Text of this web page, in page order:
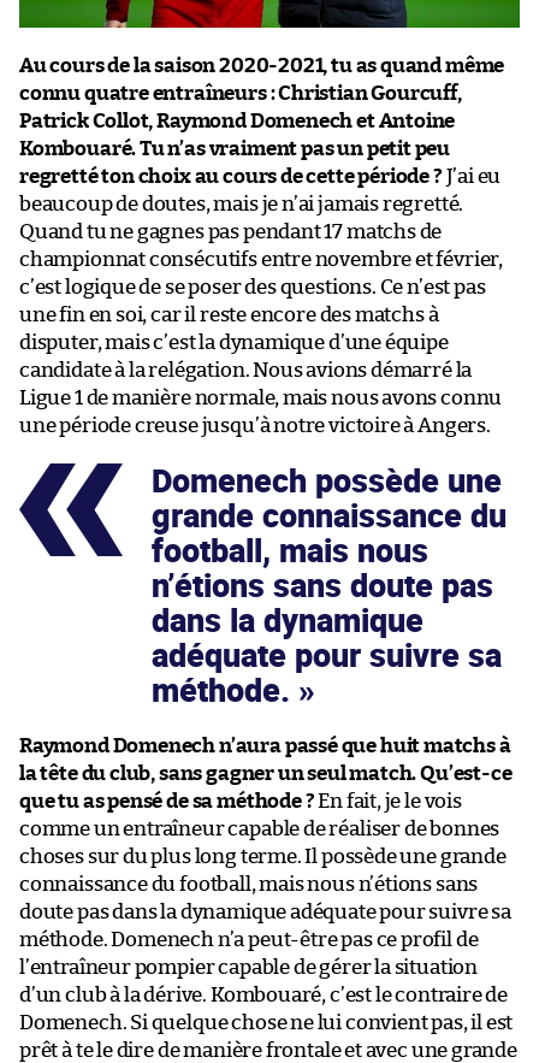
Au cours de la saison 2020-2021, tu as quand même
connu quatre entraîneurs : Christian Gourcuff,
Patrick Collot, Raymond Domenech et Antoine
Kombouaré. Tu n’as vraiment pas un petit peu
regretté ton choix au cours de cette période ? J’ai eu
beaucoup de doutes, mais je n’ai jamais regretté.
Quand tu ne gagnes pas pendant 17 matchs de
championnat consécutifs entre novembre et février,
c’est logique de se poser des questions. Ce n’est pas
une fin en soi, car il reste encore des matchs à
disputer, mais c’est la dynamique d’une équipe
candidate à la relégation. Nous avions démarré la
Ligue 1 de manière normale, mais nous avons connu
une période creuse jusqu’à notre victoire à Angers.
Domenech possède une
grande connaissance du
football, mais nous
n’étions sans doute pas
dans la dynamique
adéquate pour suivre sa
méthode.
Raymond Domenech n’aura passé que huit matchs à
la tête du club, sans gagner un seul match. Qu’est-ce
que tu as pensé de sa méthode ?En fait, je le vois
comme un entraîneur capable de réaliser de bonnes
choses sur du plus long terme. Il possède une grande
connaissance du football, mais nous n’étions sans
doute pas dans la dynamique adéquate pour suivre sa
méthode. Domenech n’a peut-être pas ce profil de
l’entraîneur pompier capable de gérer la situation
d’un club à la dérive. Kombouaré, c’est le contraire de
Domenech. Si quelque chose ne lui convient pas, il est
prêt à te le dire de manière frontale et avec une grande